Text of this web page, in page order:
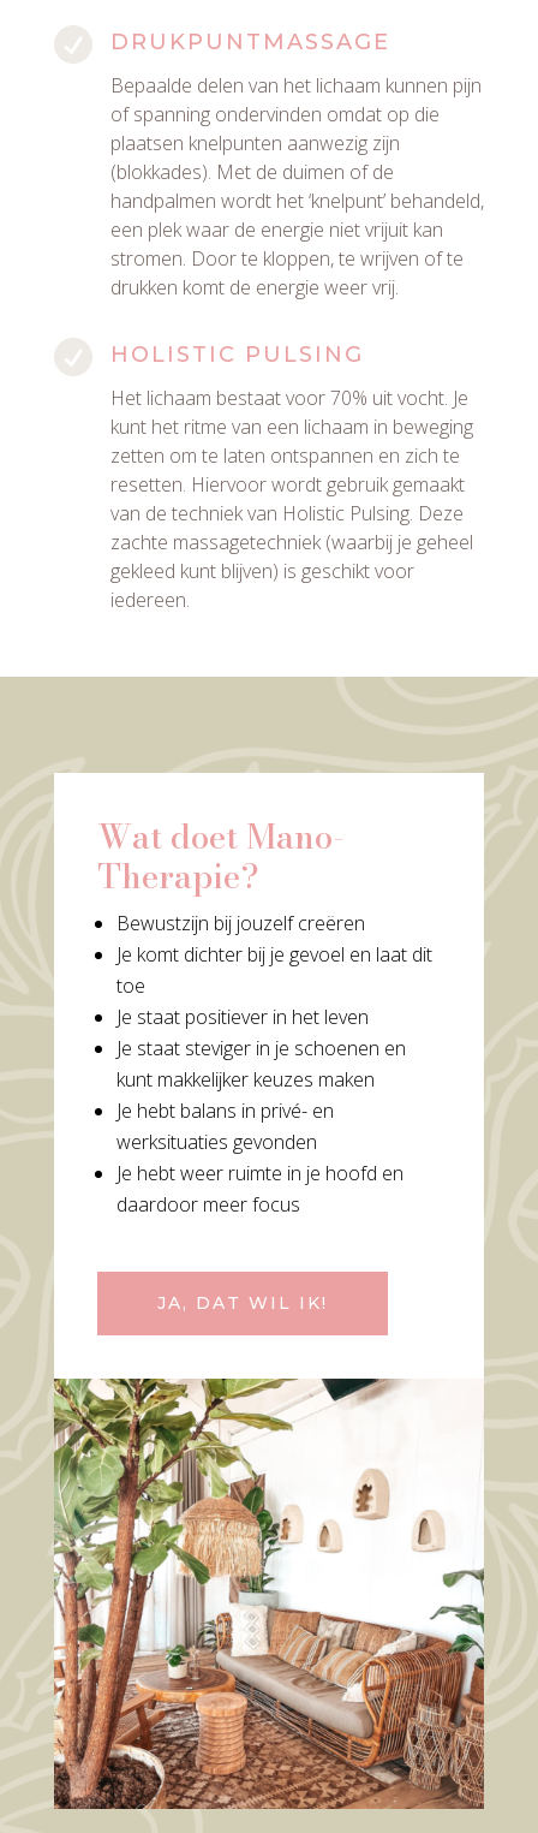

DRUKPUNTMASSAGE
Bepaalde delen van het lichaam kunnen pijn
of spanning ondervinden omdat op die
plaatsen knelpunten aanwezig zijn
(blokkades). Met de duimen of de
handpalmen wordt het ‘knelpunt’ behandeld,
een plek waar de energie niet vrijuit kan
stromen. Door te kloppen, te wrijven of te
drukken komt de energie weer vrij.

HOLISTIC PULSING
Het lichaam bestaat voor 70% uit vocht. Je
kunt het ritme van een lichaam in beweging
zetten om te laten ontspannen en zich te
resetten. Hiervoor wordt gebruik gemaakt
van de techniek van Holistic Pulsing. Deze
zachte massagetechniek (waarbij je geheel
gekleed kunt blijven) is geschikt voor
iedereen.
Wat doet Mano-
Therapie?
Bewustzijn bij jouzelf creëren
Je komt dichter bij je gevoel en laat dit
toe
Je staat positiever in het leven
Je staat steviger in je schoenen en
kunt makkelijker keuzes maken
Je hebt balans in privé- en
werksituaties gevonden
Je hebt weer ruimte in je hoofd en
daardoor meer focus
JA, DAT WIL IK!